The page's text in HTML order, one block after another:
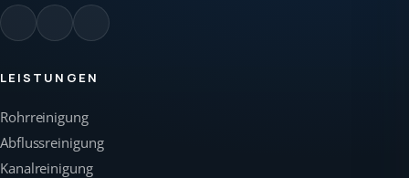
LEISTUNGEN
Rohrreinigung
Abflussreinigung
Kanalreinigung